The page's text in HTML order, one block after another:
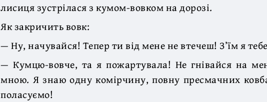
лисиця зустрілася з кумом-вовком на дорозі.
Як закричить вовк:
— Ну, начувайся! Тепер ти від мене не втечеш! З’їм я
— Кумцю-вовче, та я пожартувала! Не гнівайся на
мною. Я знаю одну комірчину, повну пресмачних
поласуємо!